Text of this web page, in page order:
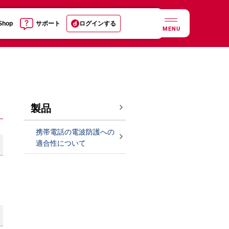
サポート ログインする
MENU
製品
携帯電話の電波防護への
適合性について